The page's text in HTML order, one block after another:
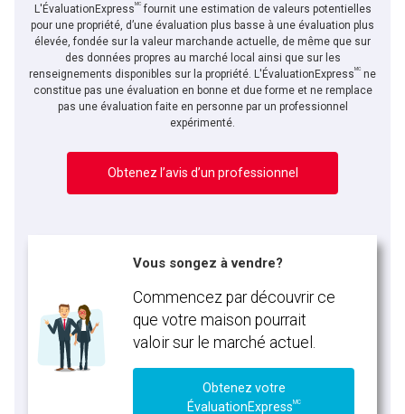
L'ÉvaluationExpressMCfournit une estimation de valeurs potentielles
pour une propriété, d’une évaluation plus basse à une évaluation plus
élevée, fondée sur la valeur marchande actuelle, de même que sur
des données propres au marché local ainsi que sur les
renseignements disponibles sur la propriété. L'ÉvaluationExpressMC ne
constitue pas une évaluation en bonne et due forme et ne remplace
pas une évaluation faite en personne par un professionnel
expérimenté.
Obtenez l’avis d’un professionnel
Vous songez à vendre?
Commencez par découvrir ce
que votre maison pourrait
valoir sur le marché actuel.
Obtenez votre
ÉvaluationExpressMC